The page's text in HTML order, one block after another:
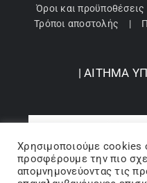
Όροι και προϋποθέσεις
Τρόποι αποστολής
| ΑΙΤΗΜΑ
Χρησιμοποιούμε cookies
προσφέρουμε την πιο
απομνημονεύοντας τις